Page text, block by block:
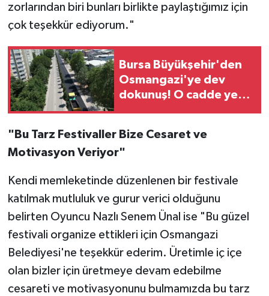
zorlarından biri bunları birlikte paylaştığımız için
çok teşekkür ediyorum."
Bursa Büyükşehir'den
Osmangazi'ye dev
dokunuş! O cadde yeni
"Bu Tarz Festivaller Bize Cesaret ve
Motivasyon Veriyor"
Kendi memleketinde düzenlenen bir festivale
katılmak mutluluk ve gurur verici olduğunu
belirten Oyuncu Nazlı Senem Ünal ise "Bu güzel
festivali organize ettikleri için Osmangazi
Belediyesi'ne teşekkür ederim. Üretimle iç içe
olan bizler için üretmeye devam edebilme
cesareti ve motivasyonunu bulmamızda bu tarz